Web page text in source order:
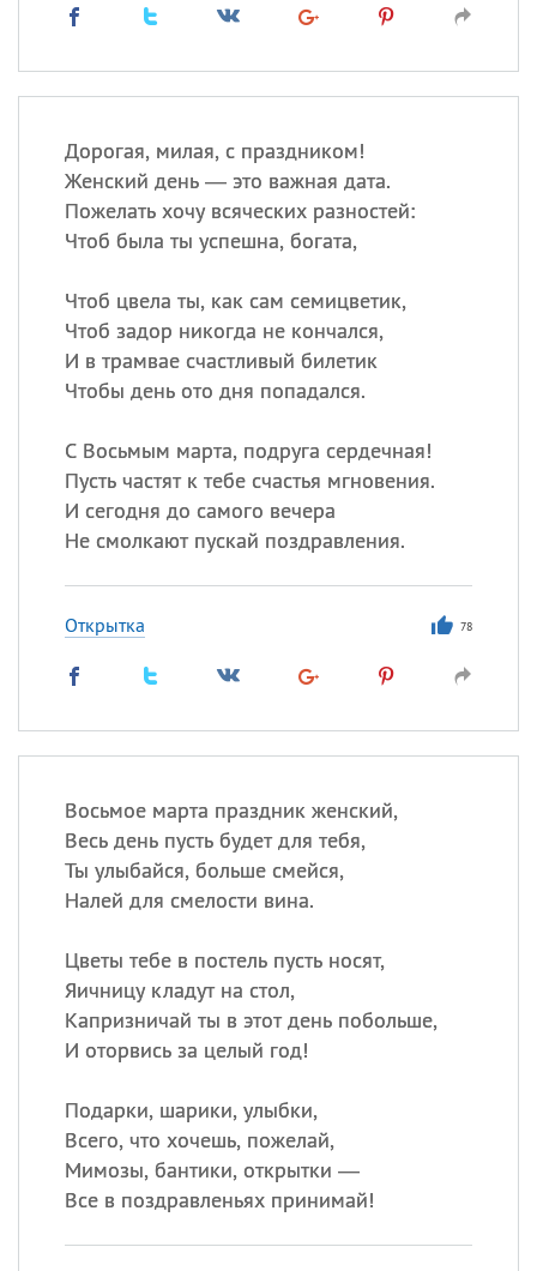
Дорогая, милая, с праздником!
Женский день — это важная дата.
Пожелать хочу всяческих разностей:
Чтоб была ты успешна, богата,
Чтоб цвела ты, как сам семицветик,
Чтоб задор никогда не кончался,
И в трамвае счастливый билетик
Чтобы день ото дня попадался.
С Восьмым марта, подруга сердечная!
Пусть частят к тебе счастья мгновения.
И сегодня до самого вечера
Не смолкают пускай поздравления.
Открытка 78
Восьмое марта праздник женский,
Весь день пусть будет для тебя,
Ты улыбайся, больше смейся,
Налей для смелости вина.
Цветы тебе в постель пусть носят,
Яичницу кладут на стол,
Капризничай ты в этот день побольше,
И оторвись за целый год!
Подарки, шарики, улыбки,
Всего, что хочешь, пожелай,
Мимозы, бантики, открытки —
Все в поздравленьях принимай!